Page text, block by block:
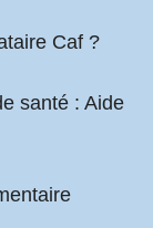
Caf ?
santé : Aide